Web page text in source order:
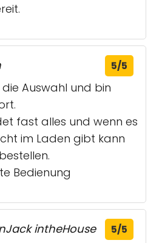
5/5
Auswahl und bin
fast alles und wenn es
im Laden gibt kann
Bedienung
intheHouse 5/5